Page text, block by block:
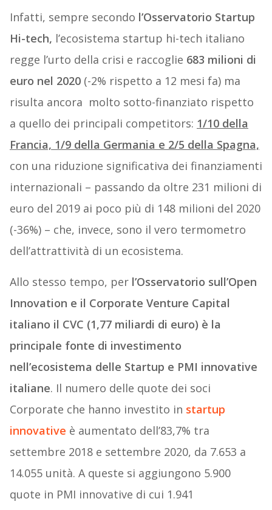
Infatti, sempre secondo l’Osservatorio Startup
Hi-tech, l’ecosistema startup hi-tech italiano
regge l’urto della crisi e raccoglie 683 milioni di
euro nel 2020(-2% rispetto a 12 mesi fa) ma
risulta ancora molto sotto-finanziato rispetto
a quello dei principali competitors: 1/10 della
Francia, 1/9 della Germania e 2/5 della Spagna,
con una riduzione significativa dei finanziamenti
internazionali – passando da oltre 231 milioni di
euro del 2019 ai poco più di 148 milioni del 2020
(-36%) – che, invece, sono il vero termometro
dell’attrattività di un ecosistema.
Allo stesso tempo, per l’Osservatorio sull’Open
Innovation e il Corporate Venture Capital
italiano il CVC (1,77 miliardi di euro) è la
principale fonte di investimento
nell’ecosistema delle Startup e PMI innovative
italiane. Il numero delle quote dei soci
Corporate che hanno investito in startup
innovative è aumentato dell’83,7% tra
settembre 2018 e settembre 2020, da 7.653 a
14.055 unità. A queste si aggiungono 5.900
quote in PMI innovative di cui 1.941